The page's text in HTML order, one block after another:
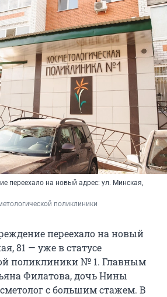
переехало на новый адрес: ул. Минская,
поликлиники
переехало на новый
81 — уже в статусе
поликлиники № 1. Главным
Филатова, дочь Нины
с большим стажем. В